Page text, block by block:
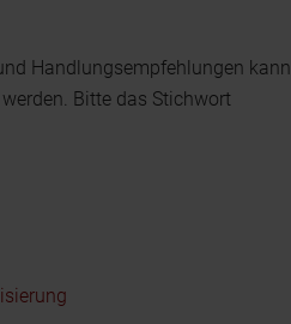
Handlungsempfehlungen kann
Bitte das Stichwort